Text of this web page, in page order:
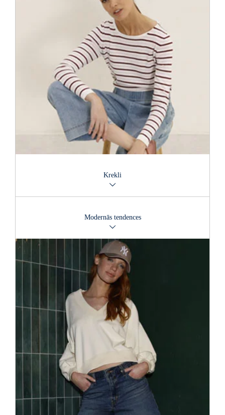
Krekli
Varbūt jums ir nepieciešams pavisam vienkāršs un klasisks
krekla modelis? Krekli ir daudzveidības meistari.
Modernās tendences